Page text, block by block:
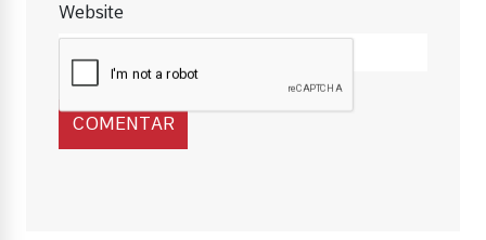
Website